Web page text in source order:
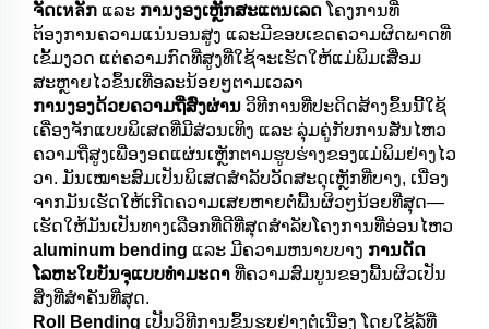
ຈັດເหลັກ ແລະ ການງອງເຫຼັກສະແຕນເລດ ໂຄງການທີ່
ຕ້ອງການຄວາມແນ່ນອນສູງ ແລະມີຂອບເຂດຄວາມຜິດພາດທີ່
ເຂັ້ມງວດ ແຕ່ຄວາມກົດທີ່ສູງທີ່ໃຊ້ຈະເຮັດໃຫ້ແມ່ພິມເສື່ອມ
ສະຫຼາຍໄວຂຶ້ນເທື່ອລະນ້ອຍໆຕາມເວລາ
ການງອງດ້ວຍຄວາມຖີ່ສົ່ງຜ່ານ ວິທີການທີ່ປະດິດສ້າງຂຶ້ນນີ້ໃຊ້
ເຄື່ອງຈັກແບບພິເສດທີ່ມີສ່ວນເທິງ ແລະ ລຸ່ມຄູ່ກັບການສັ່ນໄຫວ
ຄວາມຖີ່ສູງເພື່ອງອດແຜ່ນເຫຼັກຕາມຮູບຮ່າງຂອງແມ່ພິມຢ່າງໄວ
ວາ. ມັນເໝາະສົມເປັນພິເສດສຳລັບວັດສະດຸເຫຼັກທີ່ບາງ, ເນື່ອງ
ຈາກມັນເຮັດໃຫ້ເກີດຄວາມເສຍຫາຍຕໍ່ພື້ນຜິວໆນ້ອຍທີ່ສຸດ—
ເຮັດໃຫ້ມັນເປັນທາງເລືອກທີ່ດີທີ່ສຸດສຳລັບໂຄງການທີ່ອ່ອນໄຫວ
aluminum bending ແລະ ມີຄວາມຫນາບບາງ ການດັດ
ໂລຫະໃບບັນຈຸແບບທຳມະດາ ທີ່ຄວາມສົມບູນຂອງພື້ນຜິວເປັນ
ສິ່ງທີ່ສຳຄັນທີ່ສຸດ.
Roll Bending ເປັນວິທີການຂຶ້ນຮູບຢ່າງຕໍ່ເນື່ອງ ໂດຍໃຊ້ລໍ້ທີ່